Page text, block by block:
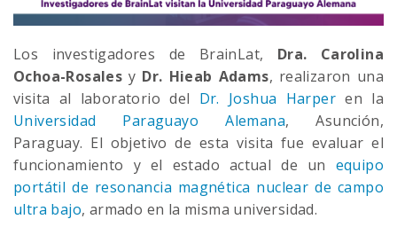
Los investigadores de BrainLat, Dra. Carolina
Ochoa-Rosales y Dr. Hieab Adams, realizaron una
visita al laboratorio del Dr. Joshua Harper en la
Universidad Paraguayo Alemana, Asunción,
Paraguay. El objetivo de esta visita fue evaluar el
funcionamiento y el estado actual de un equipo
portátil de resonancia magnética nuclear de campo
ultra bajo, armado en la misma universidad.